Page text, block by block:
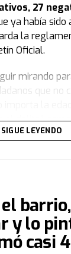
27
ya había sido
la
Oficial.
mirando
que no
el delito”,
se agotó,
indefensión
Cuando
SIGUE LEYENDO
y lo
casi